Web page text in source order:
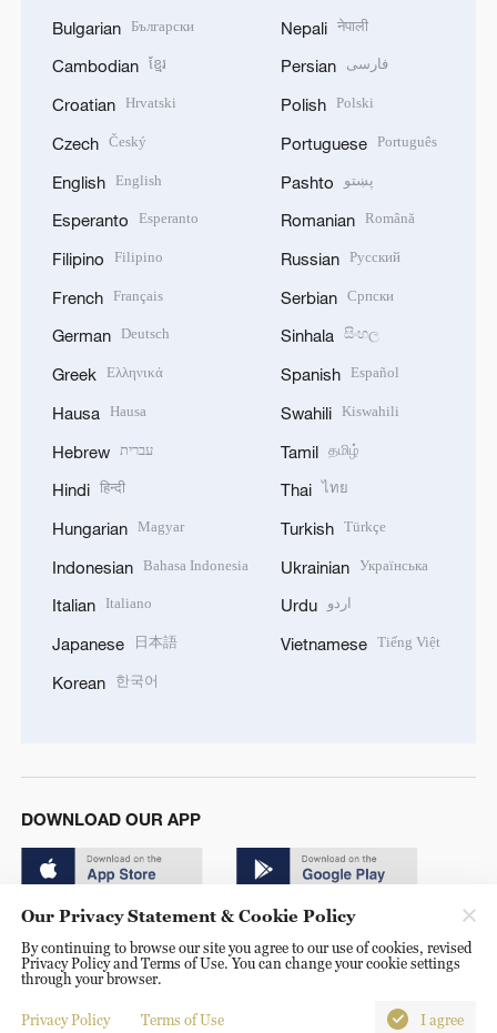
Bulgarian Български
Cambodian ខ្មែរ
Croatian Hrvatski
Czech Český
English English
Esperanto Esperanto
Filipino Filipino
French Français
German Deutsch
Greek Ελληνικά
Hausa Hausa
Hebrew עברית
Hindi हिन्दी
Hungarian Magyar
Indonesian Bahasa Indonesia
Italian Italiano
Japanese 日本語
Korean 한국어
Nepali नेपाली
Persian فارسی
Polish Polski
Portuguese Português
Pashto پښتو
Romanian Română
Russian Русский
Serbian Српски
Sinhala සිංහල
Spanish Español
Swahili Kiswahili
Tamil தமிழ்
Thai ไทย
Turkish Türkçe
Ukrainian Українська
Urdu اردو
Vietnamese Tiếng Việt
DOWNLOAD OUR APP
© China Radio International.CRI. All Rights Reserved. 16A
Shijingshan Road, Beijing, China. 100040
Our Privacy Statement & Cookie Policy
By continuing to browse our site you agree to our use of cookies, revised
Privacy Policy and Terms of Use. You can change your cookie settings
through your browser.
Privacy Policy Terms of Use I agree